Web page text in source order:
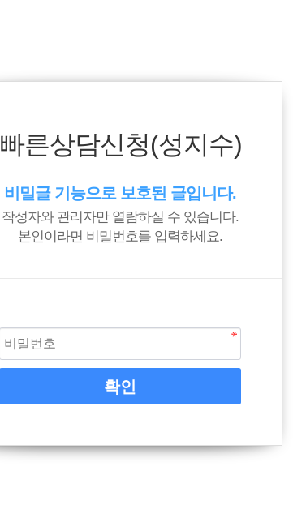
빠른상담신청(성지수)
비밀글 기능으로 보호된 글입니다.
작성자와 관리자만 열람하실 수 있습니다.
본인이라면 비밀번호를 입력하세요.